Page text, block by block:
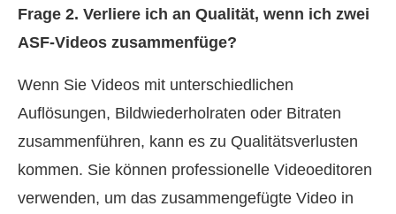
Frage 2. Verliere ich an Qualität, wenn ich zwei
ASF-Videos zusammenfüge?
Wenn Sie Videos mit unterschiedlichen
Auflösungen, Bildwiederholraten oder Bitraten
zusammenführen, kann es zu Qualitätsverlusten
kommen. Sie können professionelle Videoeditoren
verwenden, um das zusammengefügte Video in